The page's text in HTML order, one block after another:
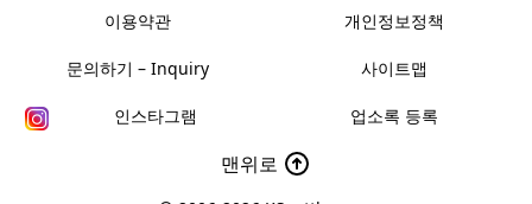
이용약관 개인정보정책
문의하기 – Inquiry 사이트맵
인스타그램 업소록 등록
맨위로